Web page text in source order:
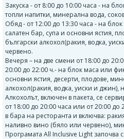
Закуска - от 8:00 до 10:00 часа - на
топли напитки, минерална вода,
Обяд - от 12:00 до 13:30 часа - на
салатен бар, супа и основни ястия,
български алкохол(ракия, водка,
червено.
Вечеря – на две смени от 18:00 до
20:00 до 22:00 ч.- на блок маса или
основни ястия, десерти, плодове,
алкохол(ракия, водка, уиски и
Алкохолът, включен в пакета, се
от 18:00 до 20:00 часа или от 20:00 до
в бара на ресторанта и включва:
наливно вино (бяло или червено),
Програмата All Inclusive Light започва